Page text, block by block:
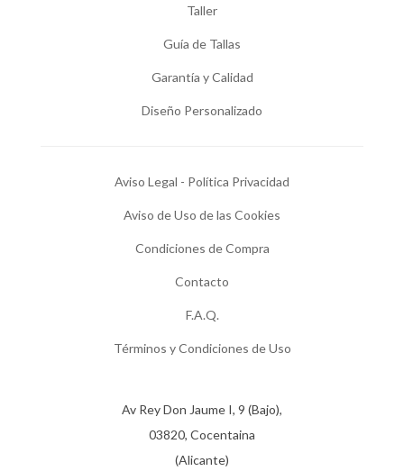
Taller
Guía de Tallas
Garantía y Calidad
Diseño Personalizado
Aviso Legal - Política Privacidad
Aviso de Uso de las Cookies
Condiciones de Compra
Contacto
F.A.Q.
Términos y Condiciones de Uso
Av Rey Don Jaume I, 9 (Bajo),
03820, Cocentaina
(Alicante)